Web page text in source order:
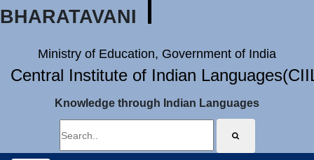
BHARATAVANI
Ministry of Education, Government of India
Central Institute of Indian
Knowledge through Indian Languages